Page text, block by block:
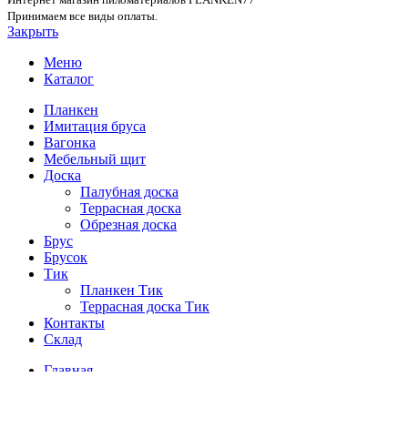
Принимаем все виды оплаты.
Закрыть
Меню
Каталог
Планкен
Имитация бруса
Вагонка
Мебельный щит
Доска
Палубная доска
Террасная доска
Обрезная доска
Брус
Брусок
Тик
Планкен Тик
Террасная доска Тик
Контакты
Склад
Главная